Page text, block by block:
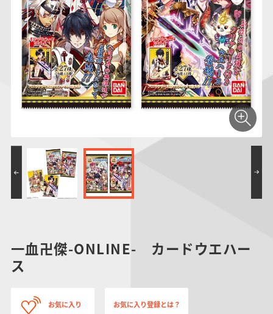
仮面ライダーシリー
ズ
PROJECT R.E.D.・
スーパー戦隊シリー
ガンダムシリーズ
ポケットモンスター
アンパンマン たまご
キャラパキ
つりグミ
にふぉるめーしょん
＆スクエアシール
SMPシリーズ
ポケモンスケールワ
ールド
一血卍傑-ONLINE- カードウエハー
ス
お気に入り お気に入り登録とは？